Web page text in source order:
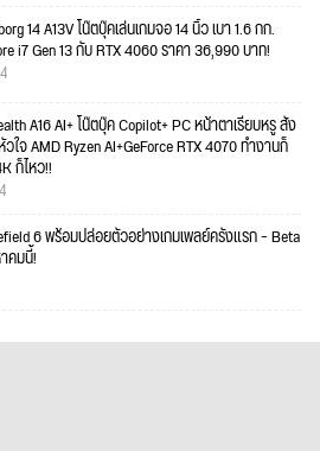
14 A13V โน๊ตบุ๊คเล่นเกมจอ 14 นิ้ว เบา 1.6 กก.
i7 Gen 13 กับ RTX 4060 ราคา 36,990 บาท!
A16 AI+ โน๊ตบุ๊ค Copilot+ PC หน้าตาเรียบหรู สั่ง
วใจ AMD Ryzen AI+GeForce RTX 4070 ทำงานก็
ก็ไหว!!
6 พร้อมปล่อยตัวอย่างเกมเพลย์ครั้งแรก – Beta
คมนี้!